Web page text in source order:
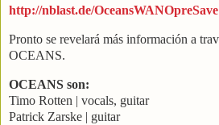
http://nblast.de/OceansWANOpreSave
Pronto se revelará más información a
OCEANS.
OCEANS son:
Timo Rotten | vocals, guitar
Patrick Zarske | guitar